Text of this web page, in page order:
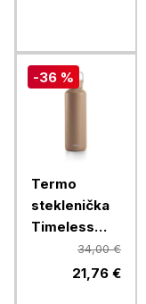
-36 %
Termo
steklenička
Timeless
Equa, 600
ml, Toffee
34,00 €
21,76 €